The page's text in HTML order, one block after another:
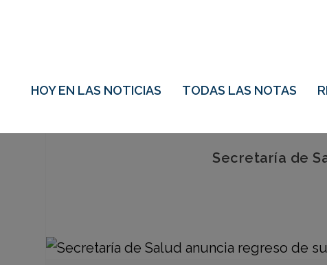
HOY EN LAS NOTICIAS TODAS LAS NOTAS
Secretaría de